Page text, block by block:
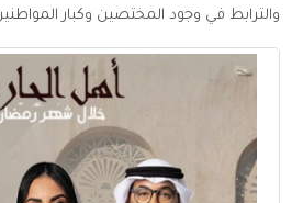
والترابط في وجود المختصين وكبار